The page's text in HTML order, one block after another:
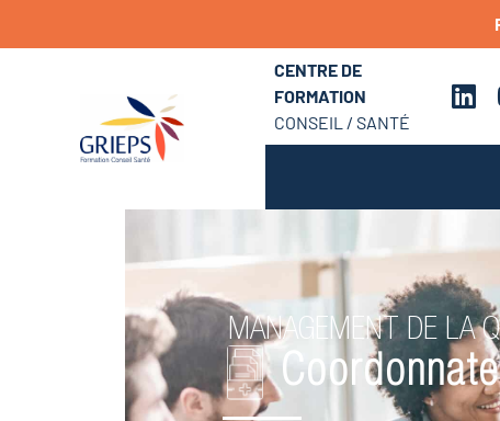
CENTRE DE
FORMATION
CONSEIL / SANTÉ
MANAGEMENT DE LA